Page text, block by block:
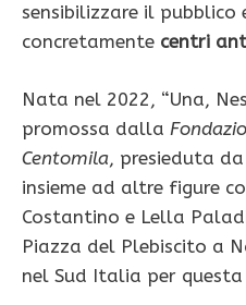
sensibilizzare il pubblico
concretamente centri
Nata nel 2022, “Una,
promossa dalla
Centomila, presieduta da
insieme ad altre figure
Costantino e Lella
Piazza del Plebiscito a
nel Sud Italia per questa